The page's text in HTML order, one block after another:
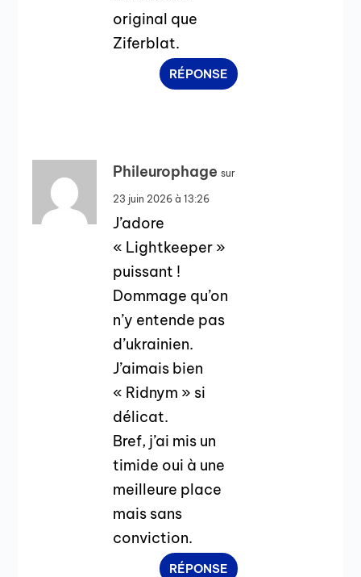
original que
Ziferblat.
RÉPONSE
Phileurophage sur
23 juin 2026 à 13:26
J’adore
« Lightkeeper »
puissant !
Dommage qu’on
n’y entende pas
d’ukrainien.
J’aimais bien
« Ridnym » si
délicat.
Bref, j’ai mis un
timide oui à une
meilleure place
mais sans
conviction.
RÉPONSE